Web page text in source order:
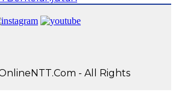
- All Rights